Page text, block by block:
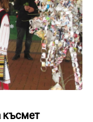
късмет